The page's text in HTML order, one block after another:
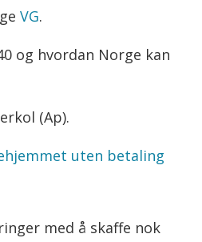
VG.
og hvordan Norge kan
(Ap).
uten betaling
med å skaffe nok